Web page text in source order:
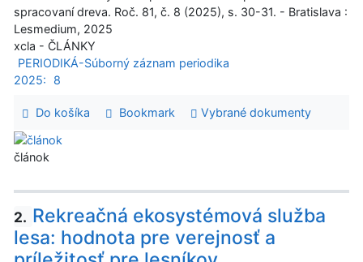
spracovaní dreva. Roč. 81, č. 8 (2025), s. 30-31. - Bratislava :
Lesmedium, 2025
xcla - ČLÁNKY
PERIODIKÁ-Súborný záznam periodika
2025:
8
Do košíka Bookmark Vybrané dokumenty
článok
2. Rekreačná ekosystémová služba
lesa: hodnota pre verejnosť a